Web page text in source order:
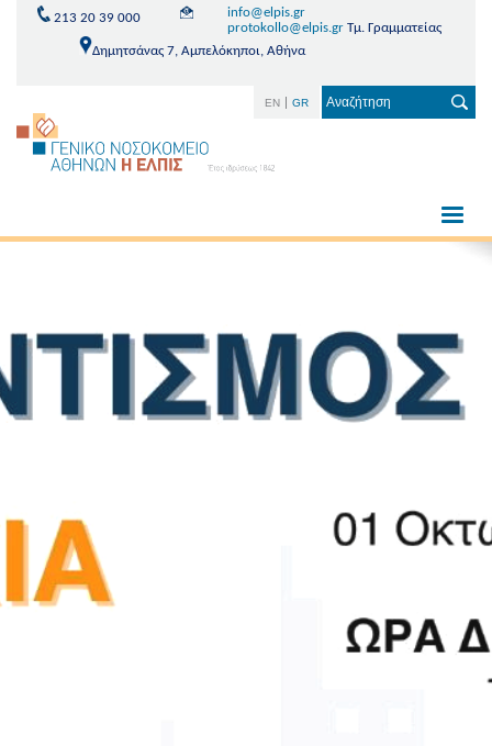
213 20 39 000
info@elpis.gr
protokollo@elpis.grΤμ. Γραμματείας
Δημητσάνας 7, Αμπελόκηποι, Αθήνα
EN GR